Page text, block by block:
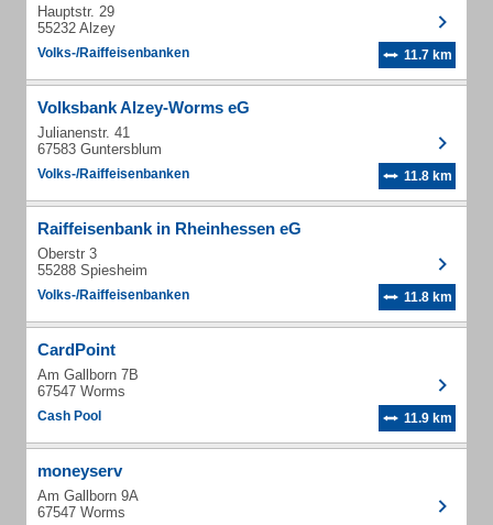
Hauptstr. 29
55232 Alzey
Volks-/Raiffeisenbanken 11.7 km
Volksbank Alzey-Worms eG
Julianenstr. 41
67583 Guntersblum
Volks-/Raiffeisenbanken 11.8 km
Raiffeisenbank in Rheinhessen eG
Oberstr 3
55288 Spiesheim
Volks-/Raiffeisenbanken 11.8 km
CardPoint
Am Gallborn 7B
67547 Worms
Cash Pool 11.9 km
moneyserv
Am Gallborn 9A
67547 Worms